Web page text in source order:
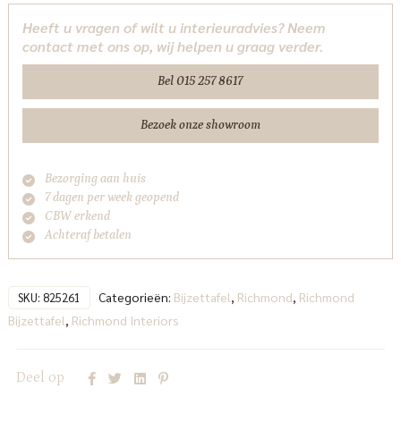
Richmond
Interiors
aantal
Heeft u vragen of wilt u interieuradvies? Neem
contact met ons op, wij helpen u graag verder.
Bel 015 257 8617
Bezoek onze showroom
Bezorging aan huis
7 dagen per week geopend
CBW erkend
Achteraf betalen
SKU: 825261 Categorieën: Bijzettafel Richmond Richmond
Bijzettafel Richmond Interiors
Deel op